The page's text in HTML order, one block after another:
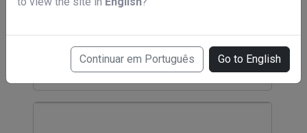
Continuar em Português Go to English
Método RMI Marketing Digital
R$ 197,00